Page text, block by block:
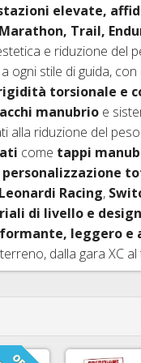
elevate,
Trail,
e riduzione del
ogni stile di guida,
torsionale e
manubrioe
alla riduzione del
come tappi
personalizzazione
Leonardi Racing,
di livello e
leggero e
dalla gara XC